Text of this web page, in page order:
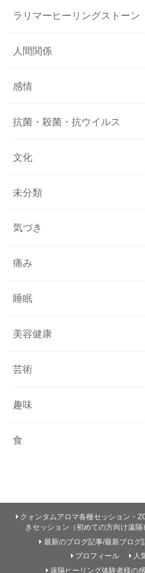
ラリマーヒーリングストーン
人間関係
感情
抗菌・殺菌・抗ウイルス
文化
未分類
気づき
痛み
睡眠
美容健康
芸術
趣味
食
クォンタムアロマ各種セッション・
きセッション（初めての方向け遠隔
最新のブログ記事/最新ブログ
プロフィール
人
遠隔ヒーリング体験者様の